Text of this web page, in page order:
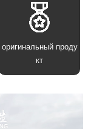
оригинальный проду
кт